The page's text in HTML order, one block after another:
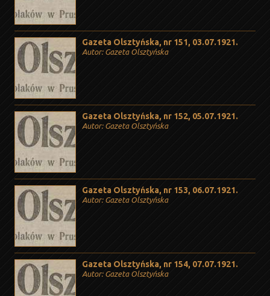
Gazeta Olsztyńska, nr 151, 03.07.1921.
Autor: Gazeta Olsztyńska
Gazeta Olsztyńska, nr 152, 05.07.1921.
Autor: Gazeta Olsztyńska
Gazeta Olsztyńska, nr 153, 06.07.1921.
Autor: Gazeta Olsztyńska
Gazeta Olsztyńska, nr 154, 07.07.1921.
Autor: Gazeta Olsztyńska